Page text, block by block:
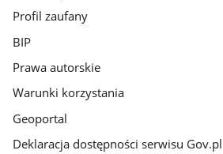
Profil zaufany
BIP
Prawa autorskie
Warunki korzystania
Geoportal
Deklaracja dostępności serwisu Gov.pl